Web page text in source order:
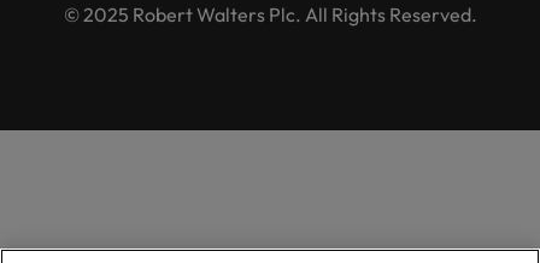
© 2025 Robert Walters Plc. All Rights Reserved.